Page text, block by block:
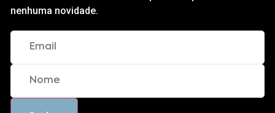
nenhuma novidade.